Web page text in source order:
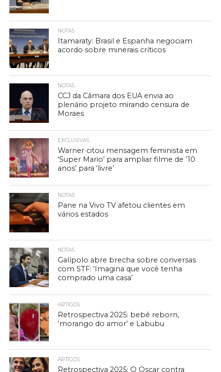
NOTAS
Itamaraty: Brasil e Espanha negociam
acordo sobre minerais críticos
NOTAS
CCJ da Câmara dos EUA envia ao
plenário projeto mirando censura de
Moraes
EXCLUSIVAS
Warner citou mensagem feminista em
‘Super Mario’ para ampliar filme de ’10
anos’ para ‘livre’
NOTAS
Pane na Vivo TV afetou clientes em
vários estados
NOTAS
Galípolo abre brecha sobre conversas
com STF: ‘Imagina que você tenha
comprado uma casa’
ARTIGOS
Retrospectiva 2025: bebê reborn,
‘morango do amor’ e Labubu
ARTIGOS
Retrospectiva 2025: O Oscar contra